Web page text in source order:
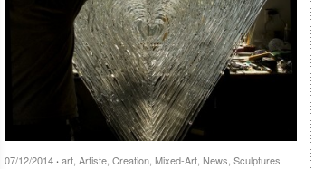
07/12/2014 · art, Artiste, Creation, Mixed-Art, News, Sculptures